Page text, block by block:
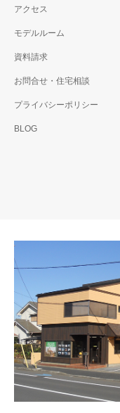
アクセス
モデルルーム
資料請求
お問合せ・住宅相談
プライバシーポリシー
BLOG